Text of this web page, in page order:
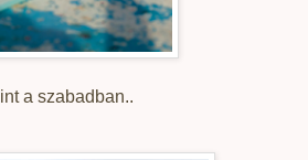
a szabadban..